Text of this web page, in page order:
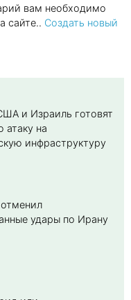
вам необходимо
сайте.. Создать новый
и Израиль готовят
атаку на
инфраструктуру
удары по Ирану